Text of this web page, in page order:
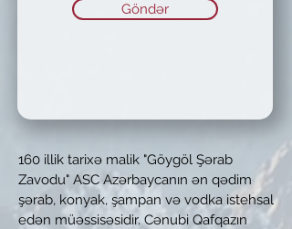
Göndər
160 illik tarixə malik "Göygöl Şərab
Zavodu" ASC Azərbaycanın ən qədim
şərab, konyak, şampan və vodka istehsal
edən müəssisəsidir. Cənubi Qafqazın